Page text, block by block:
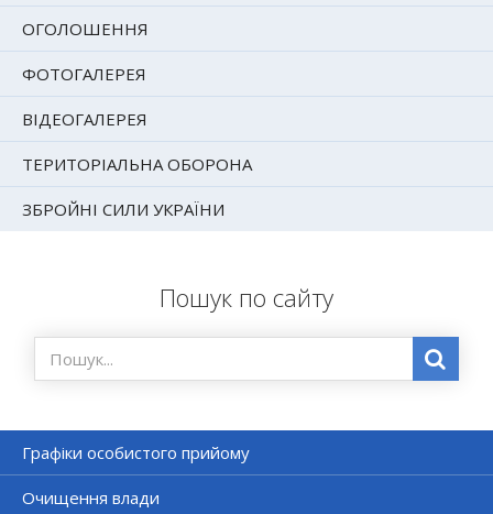
ОГОЛОШЕННЯ
ФОТОГАЛЕРЕЯ
ВІДЕОГАЛЕРЕЯ
ТЕРИТОРІАЛЬНА ОБОРОНА
ЗБРОЙНІ СИЛИ УКРАЇНИ
Пошук по сайту
Графіки особистого прийому
Очищення влади